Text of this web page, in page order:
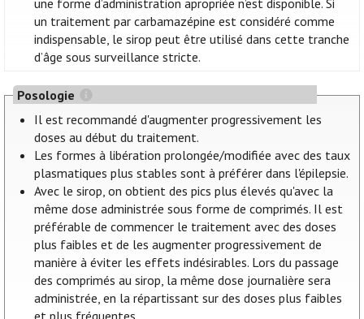
une forme d’administration apropriée n’est disponible. Si
un traitement par carbamazépine est considéré comme
indispensable, le sirop peut être utilisé dans cette tranche
d’âge sous surveillance stricte.
Posologie
Il est recommandé d'augmenter progressivement les
doses au début du traitement.
Les formes à libération prolongée/modifiée avec des taux
plasmatiques plus stables sont à préférer dans l'épilepsie.
Avec le sirop, on obtient des pics plus élevés qu'avec la
même dose administrée sous forme de comprimés. Il est
préférable de commencer le traitement avec des doses
plus faibles et de les augmenter progressivement de
manière à éviter les effets indésirables. Lors du passage
des comprimés au sirop, la même dose journalière sera
administrée, en la répartissant sur des doses plus faibles